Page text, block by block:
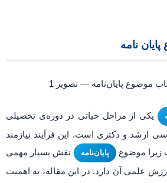
نامه
یکی از مراحل حیاتی در دوره‌ی تحصیلی
ارشد و دکتری است. این فرآیند نیازمند
زیرا موضوع
پایان‌نامه
نقش بسیار مهمی
علمی آن دارد. در این مقاله، به اهمیت